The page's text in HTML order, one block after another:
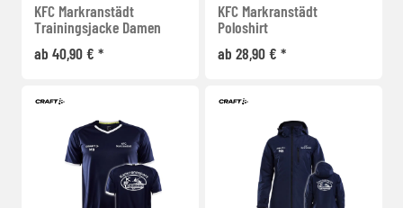
KFC Markranstädt
Trainingsjacke Damen
ab 40,90 € *
KFC Markranstädt
Poloshirt
ab 28,90 € *